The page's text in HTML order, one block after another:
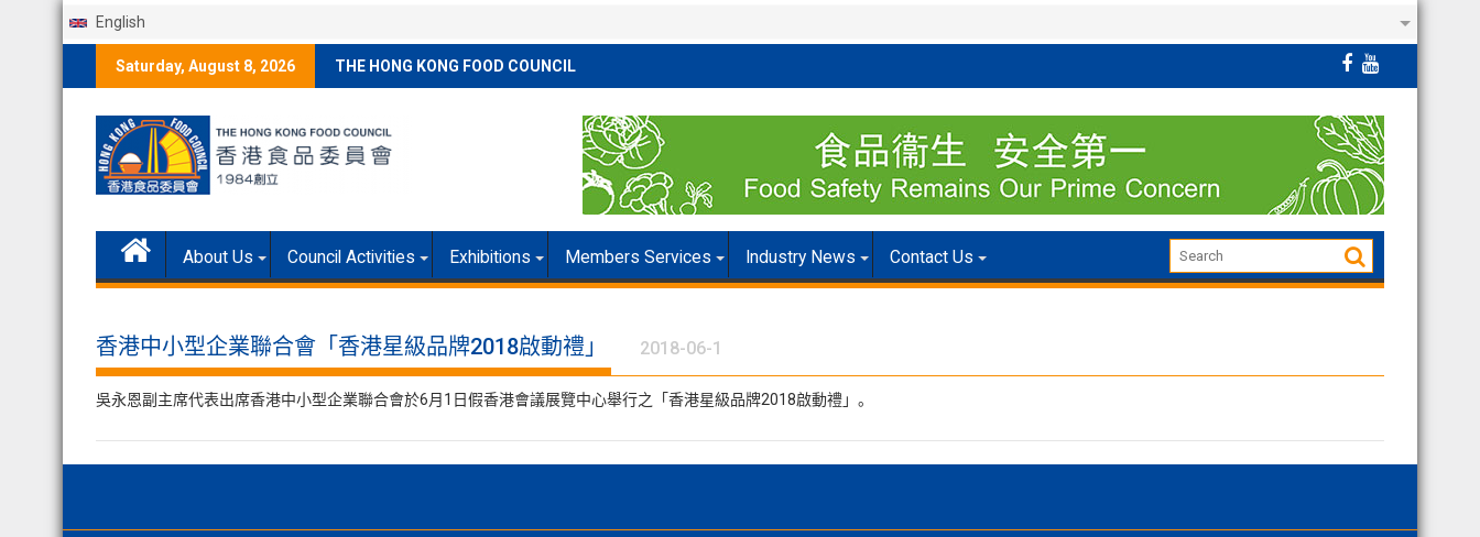
English
Saturday, August 8, 2026 THE HONG KONG FOOD COUNCIL
About Us Council Activities Exhibitions Members Services Industry News Contact Us
香港中小型企業聯合會「香港星級品牌2018啟動禮」 2018-06-1
吳永恩副主席代表出席香港中小型企業聯合會於6月1日假香港會議展覽中心舉行之「香港星級品牌2018啟動禮」。